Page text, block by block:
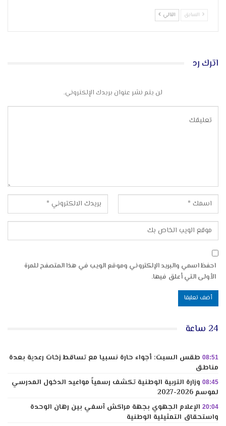
السابق التالي
اترك رد
لن يتم نشر عنوان بريدك الإلكتروني.
احفظ اسمي والبريد الإلكتروني وموقع الويب في هذا المتصفح للمرة
الأولى التي أعلق فيها.
24 ساعة
08:51 طقس السبت: أجواء حارة نسبيا مع تساقط زخات رعدية بعدة
مناطق
08:45 وزارة التربية الوطنية تكشف رسمياً مواعيد الدخول المدرسي
لموسم 2026-2027
20:04 الإعلام الجهوي بجهة مراكش آسفي بين رهان الوحدة
واستحقاق التمثيلية الوطنية